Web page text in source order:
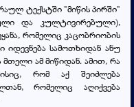
ტექსტში "მიწის პირში"
და კულტივირებული),
რომელიც კაცობრიობის
იდევნება სამოთხიდან ანუ
მთელი ამ მიწიდან. ამით, რა
რომ აქ შეიძლება
რომელიც აღიქვება